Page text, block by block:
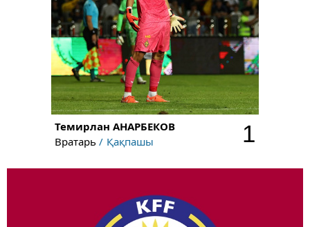
Темирлан АНАРБЕКОВ
Вратарь
Қақпашы 1